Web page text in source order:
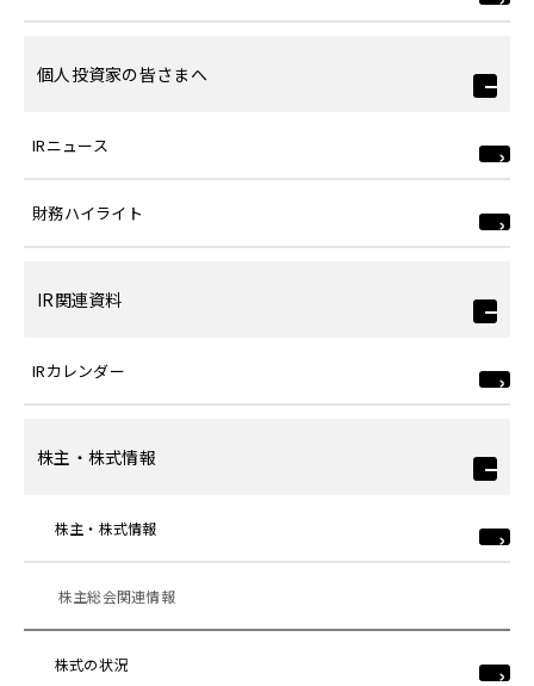
個人投資家の皆さまへ
IRニュース
財務ハイライト
IR関連資料
IRカレンダー
株主・株式情報
株主・株式情報
株主総会関連情報
株式の状況